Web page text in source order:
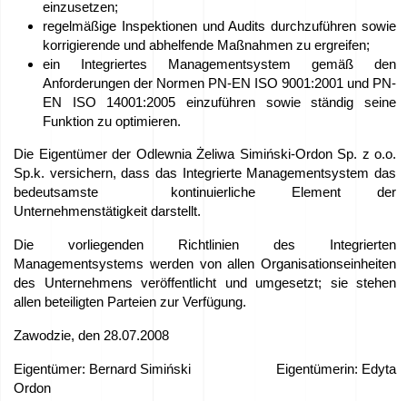
sponsern
–
We
love
Filme
aus
der
Gießerei
Kontakt
Angebotsanfragen
einzusetzen;
regelmäßige Inspektionen und Audits durchzuführen sowie
korrigierende und abhelfende Maßnahmen zu ergreifen;
ein Integriertes Managementsystem gemäß den
Anforderungen der Normen PN-EN ISO 9001:2001 und PN-
EN ISO 14001:2005 einzuführen sowie ständig seine
Funktion zu optimieren.
Die Eigentümer der Odlewnia Żeliwa Simiński-Ordon Sp. z o.o.
Sp.k. versichern, dass das Integrierte Managementsystem das
bedeutsamste kontinuierliche Element der
Unternehmenstätigkeit darstellt.
Die vorliegenden Richtlinien des Integrierten
Managementsystems werden von allen Organisationseinheiten
des Unternehmens veröffentlicht und umgesetzt; sie stehen
allen beteiligten Parteien zur Verfügung.
Zawodzie, den 28.07.2008
Eigentümer: Bernard Simiński Eigentümerin: Edyta
Ordon